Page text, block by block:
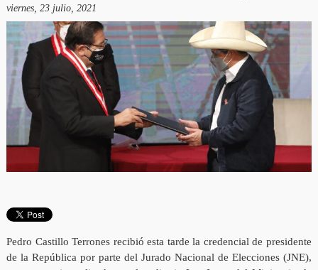
viernes, 23 julio, 2021
Pedro Castillo Terrones recibió esta tarde la credencial de presidente
de la República por parte del Jurado Nacional de Elecciones (JNE),